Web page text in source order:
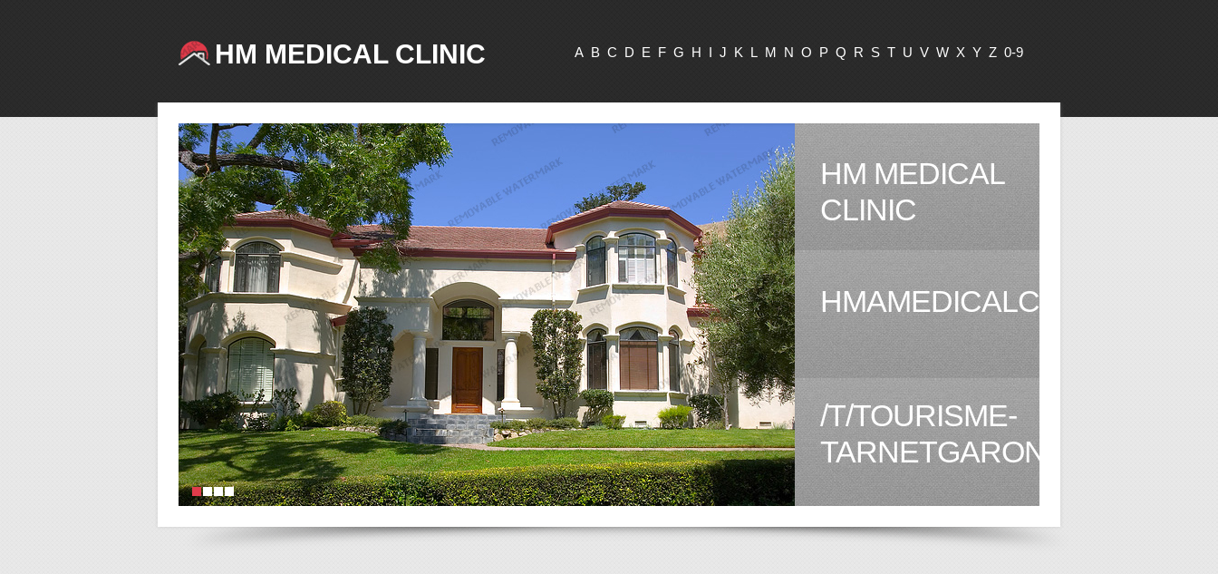
HM MEDICAL CLINIC A B C D E F G H I J K L M N O P Q R S T U V W X Y Z 0-9
HM MEDICAL
CLINIC
HMAMEDICALCLINIC.COM
/T/TOURISME-